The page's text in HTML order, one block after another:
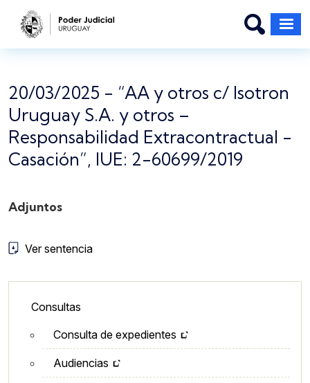
Pasar al contenido principal
20/03/2025 - “AA y otros c/ Isotron
Uruguay S.A. y otros –
Responsabilidad Extracontractual -
Casación”, IUE: 2-60699/2019
Adjuntos
Ver sentencia
Lateral - Menú secundario
Consultas
Consulta de expedientes
Audiencias